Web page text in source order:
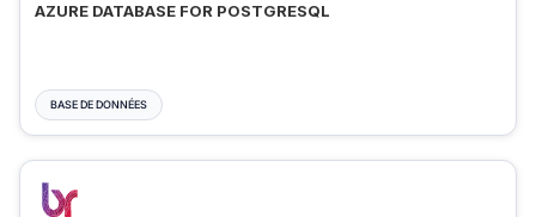
AZURE DATABASE FOR POSTGRESQL
BASE DE DONNÉES